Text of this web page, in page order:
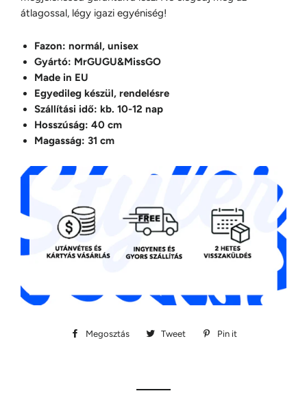
átlagossal, légy igazi egyéniség!
Fazon: normál, unisex
Gyártó: MrGUGU&MissGO
Made in EU
Egyedileg készül, rendelésre
Szállítási idő: kb. 10-12 nap
Hosszúság: 40 cm
Magasság: 31 cm
Megosztás
Megosztás
Tweet
Megosztás
Pin it